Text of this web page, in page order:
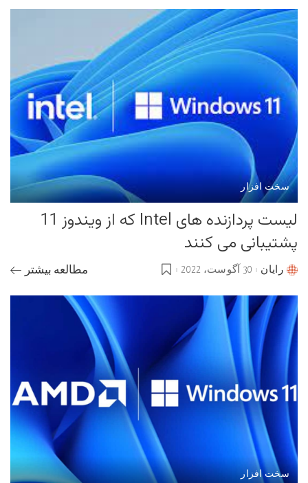
سخت افزار
لیست پردازنده های Intel که از ویندوز 11
پشتیبانی می کنند
Postedرایان 30 آگوست، 2022 مطالعه بیشتر
سخت افزار